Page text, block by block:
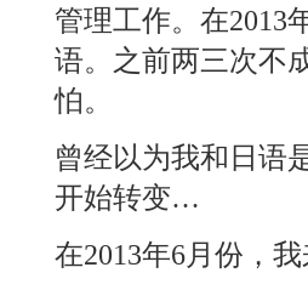
管理工作。在2013
语。之前两三次不
怕。
曾经以为我和日语
开始转变…
在2013年6月份，